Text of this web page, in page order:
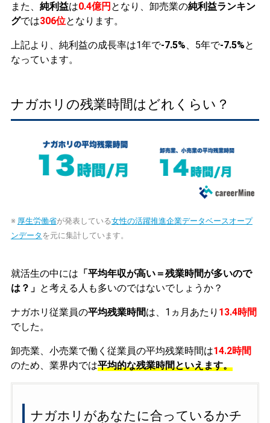
また、 純利益は0.4億円 となり、卸売業の純利益ランキン
グでは306位となります。
上記より、純利益の成長率は1年で-7.5%、5年で-7.5%と
なっています。
ナガホリの残業時間はどれくらい？
※ 厚生労働省が発表している女性の活躍推進企業データベースオープ
ンデータ を元に集計しています。
就活生の中には 「平均年収が高い＝残業時間が多いので
は？」 と考える人も多いのではないでしょうか？
ナガホリ従業員の平均残業時間は、1ヵ月あたり 13.4時間
でした。
卸売業、小売業で働く従業員の平均残業時間は14.2時間
のため、業界内では平均的な残業時間といえます。
ナガホリがあなたに合っているかチ